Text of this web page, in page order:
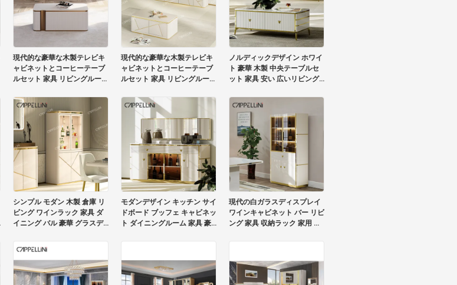
現代的な豪華な木製テレビキ
ャビネットとコーヒーテーブ
ルセット 家具 リビングルーム
ド
現代的な豪華な木製テレビキ
ャビネットとコーヒーテーブ
ルセット 家具 リビングルーム
ド
ノルディックデザイン ホワイ
ト 豪華 木製 中央テーブルセ
ット 家具 安い 広いリビング
シンプル モダン 木製 倉庫 リ
ビング ワインラック 家具 ダ
イニング バル 豪華 グラスデ
モダンデザイン キッチン サイ
ドボード ブッフェ キャビネッ
ト ダイニングルーム 家具 豪
現代の白ガラスディスプレイ
ワインキャビネット バー リビ
ング 家具 収納ラック 家用 豪